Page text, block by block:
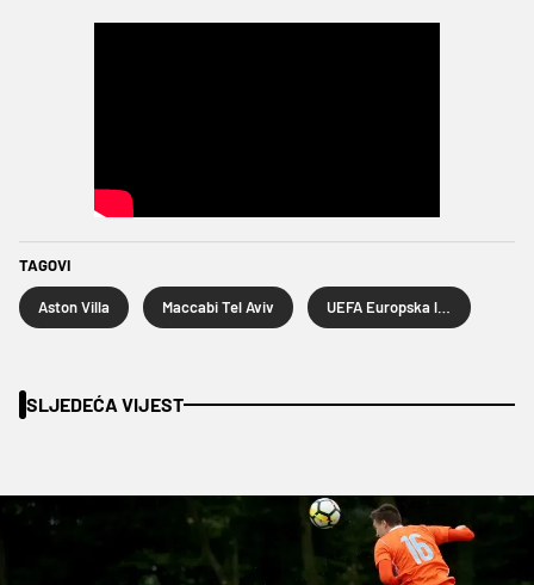
TAGOVI
Aston Villa Maccabi Tel Aviv
SLJEDEĆA VIJEST